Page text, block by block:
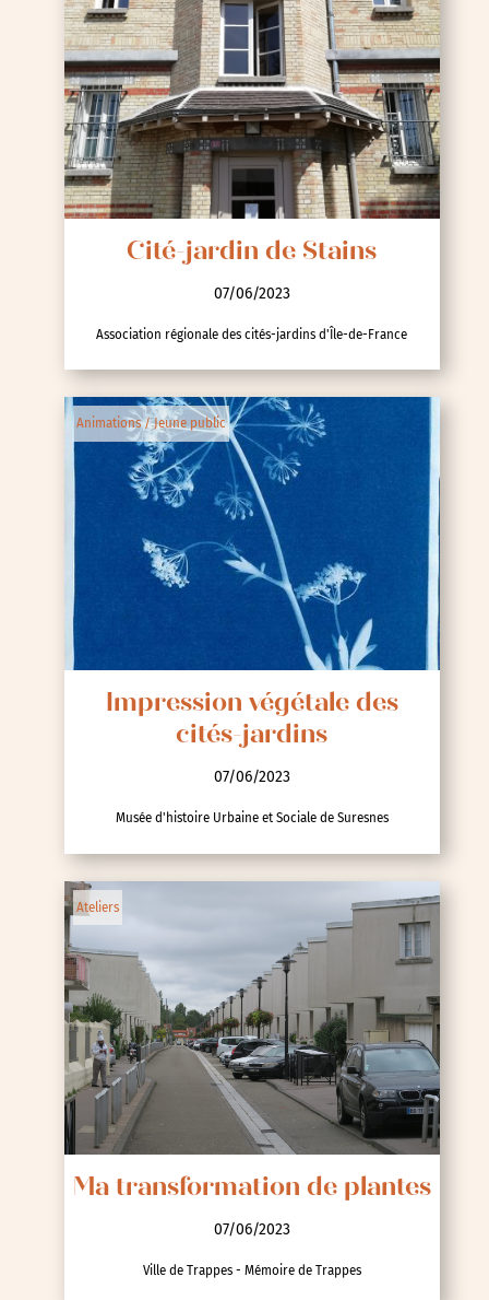
Cité-jardin de Stains
07/06/2023
Association régionale des cités-jardins d'Île-de-France
Animations / Jeune public
Impression végétale des
cités-jardins
07/06/2023
Musée d'histoire Urbaine et Sociale de Suresnes
Ateliers
Ma transformation de plantes
07/06/2023
Ville de Trappes - Mémoire de Trappes